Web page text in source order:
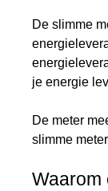
De slimme
je energie
De meter
slimme
Waarom